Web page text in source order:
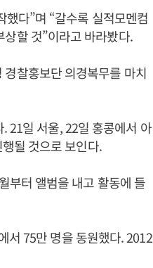
다”며 “갈수록 실적모멘컴
할 것”이라고 바라봤다.
찰홍보단 의경복무를 마치
21일 서울, 22일 홍콩에서 아
될 것으로 보인다.
부터 앨범을 내고 활동에 들
서 75만 명을 동원했다. 2012